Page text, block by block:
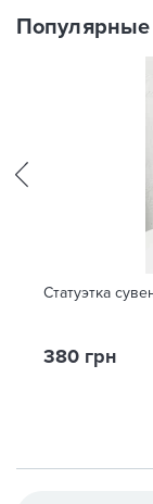
Статуэтка
380 грн